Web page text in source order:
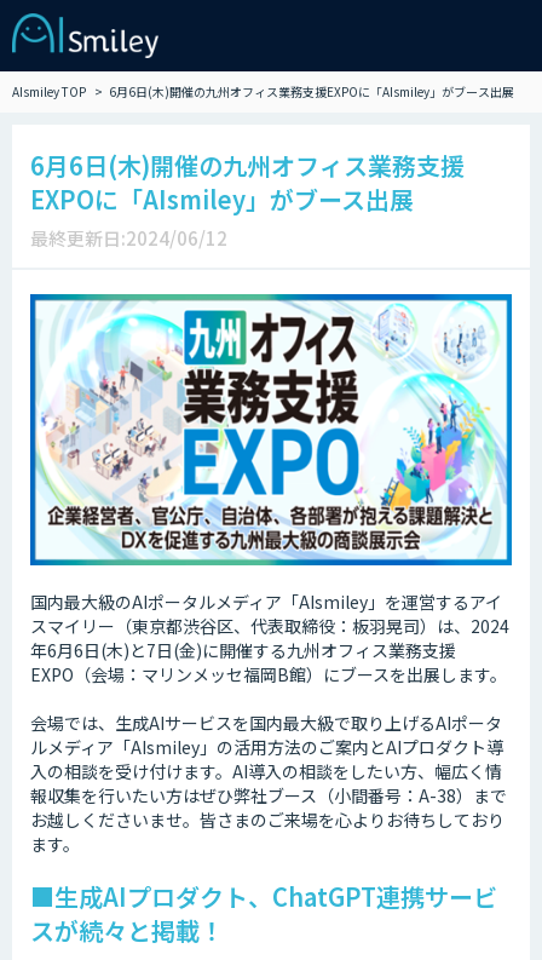
AIsmiley TOP 6月6日(木)開催の九州オフィス業務支援EXPOに「AIsmiley」がブース出展
6月6日(木)開催の九州オフィス業務支援
EXPOに「AIsmiley」がブース出展
最終更新日:2024/06/12
国内最大級のAIポータルメディア「AIsmiley」を運営するアイ
スマイリー（東京都渋谷区、代表取締役：板羽晃司）は、2024
年6月6日(木)と7日(金)に開催する九州オフィス業務支援
EXPO（会場：マリンメッセ福岡B館）にブースを出展します。
会場では、生成AIサービスを国内最大級で取り上げるAIポータ
ルメディア「AIsmiley」の活用方法のご案内とAIプロダクト導
入の相談を受け付けます。AI導入の相談をしたい方、幅広く情
報収集を行いたい方はぜひ弊社ブース（小間番号：A-38）まで
お越しくださいませ。皆さまのご来場を心よりお待ちしており
ます。
■生成AIプロダクト、ChatGPT連携サービ
スが続々と掲載！